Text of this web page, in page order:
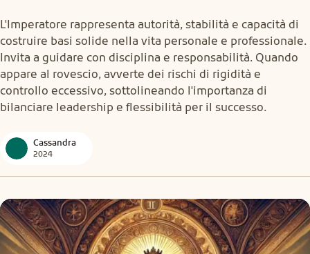
L'Imperatore rappresenta autorità, stabilità e capacità di
costruire basi solide nella vita personale e professionale.
Invita a guidare con disciplina e responsabilità. Quando
appare al rovescio, avverte dei rischi di rigidità e
controllo eccessivo, sottolineando l'importanza di
bilanciare leadership e flessibilità per il successo.
Cassandra
2024